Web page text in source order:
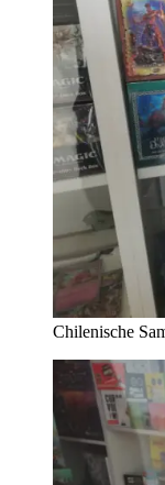
Chilenische